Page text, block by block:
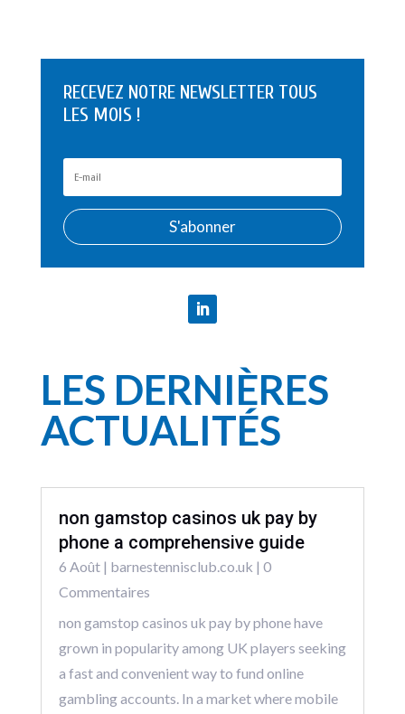
RECEVEZ NOTRE NEWSLETTER TOUS
LES MOIS !
S'abonner
LES DERNIÈRES
ACTUALITÉS
non gamstop casinos uk pay by
phone a comprehensive guide
6 Août| barnestennisclub.co.uk | 0
Commentaires
non gamstop casinos uk pay by phone have
grown in popularity among UK players seeking
a fast and convenient way to fund online
gambling accounts. In a market where mobile